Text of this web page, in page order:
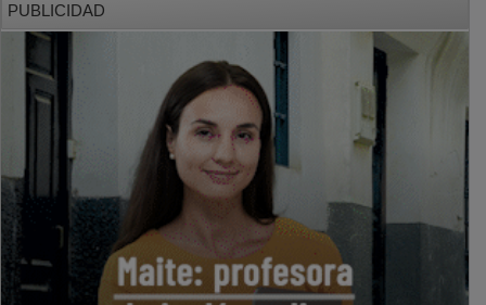
PUBLICIDAD